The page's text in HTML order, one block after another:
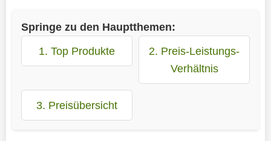
Springe zu den Hauptthemen:
1. Top Produkte
2. Preis-Leistungs-
Verhältnis
3. Preisübersicht